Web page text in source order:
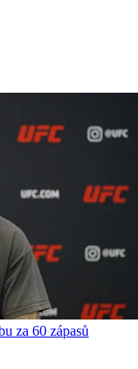
za 60 zápasů